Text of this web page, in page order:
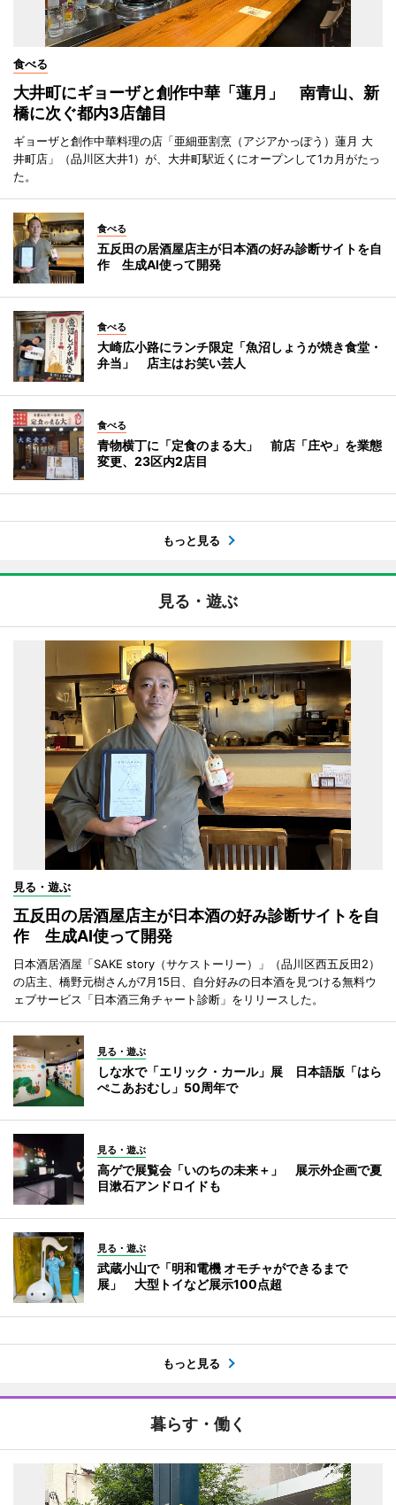
食べる
大井町にギョーザと創作中華「蓮月」 南青山、新
橋に次ぐ都内3店舗目
ギョーザと創作中華料理の店「亜細亜割烹（アジアかっぽう）蓮月 大
井町店」（品川区大井1）が、大井町駅近くにオープンして1カ月がたっ
た。
食べる
五反田の居酒屋店主が日本酒の好み診断サイトを自
作 生成AI使って開発
食べる
大崎広小路にランチ限定「魚沼しょうが焼き食堂・
弁当」 店主はお笑い芸人
食べる
青物横丁に「定食のまる大」 前店「庄や」を業態
変更、23区内2店目
もっと見る
見る・遊ぶ
見る・遊ぶ
五反田の居酒屋店主が日本酒の好み診断サイトを自
作 生成AI使って開発
日本酒居酒屋「SAKE story（サケストーリー）」（品川区西五反田2）
の店主、橋野元樹さんが7月15日、自分好みの日本酒を見つける無料ウ
ェブサービス「日本酒三角チャート診断」をリリースした。
見る・遊ぶ
しな水で「エリック・カール」展 日本語版「はら
ぺこあおむし」50周年で
見る・遊ぶ
高ゲで展覧会「いのちの未来＋」 展示外企画で夏
目漱石アンドロイドも
見る・遊ぶ
武蔵小山で「明和電機 オモチャができるまで
展」 大型トイなど展示100点超
もっと見る
暮らす・働く